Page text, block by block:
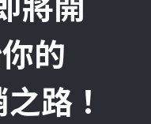
的
路！